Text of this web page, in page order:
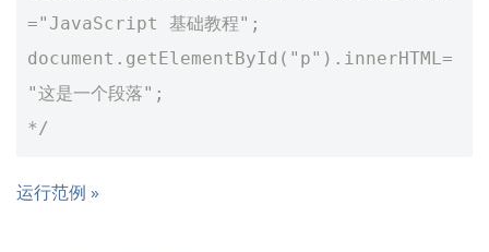
="JavaScript 基础教程";
document.getElementById("p").innerHTML=
"这是一个段落";
*/
运行范例 »